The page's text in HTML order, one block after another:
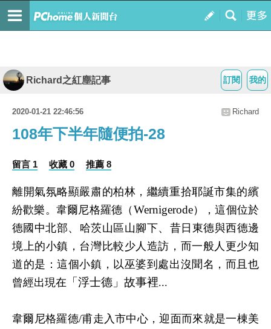
我的
訂閱
Richard之紅塵記事
2020-01-21 22:46:56 Richard
108年下半年隨便拍-28
留言 1 收藏 0 推薦 8
離開氣氛略顯嚴肅的柏林，繼續重拾耶誕市集的繽
紛歡樂。韋爾尼格羅德（ Wernigerode），這個位於
德國中北部、 哈茨山區山腳下、 昔日東德與西德邊
境上的小鎮，台灣比較少人造訪，而一般人更少知
道的是：這個小鎮，以巫婆到處出沒聞名，而且也
曾經出現在 「浮士德」故事裡...
韋爾尼格羅德/甫走入市中心，迎面而來就是一棟美